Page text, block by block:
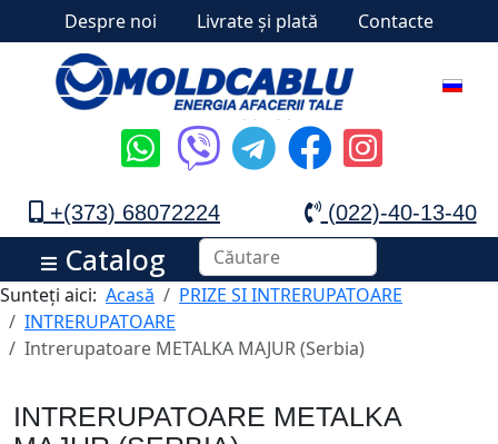
Despre noi Livrate și plată Contacte
+(373) 68072224 (022)-40-13-40
Catalog
Sunteți aici: Acasă
PRIZE SI INTRERUPATOARE
INTRERUPATOARE
Intrerupatoare METALKA MAJUR (Serbia)
INTRERUPATOARE METALKA